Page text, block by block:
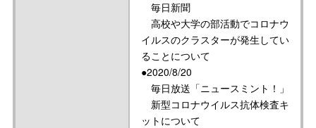
毎日新聞
高校や大学の部活動でコロナウ
イルスのクラスターが発生してい
ることについて
●2020/8/20
毎日放送「ニュースミント！」
新型コロナウイルス抗体検査キ
ットについて